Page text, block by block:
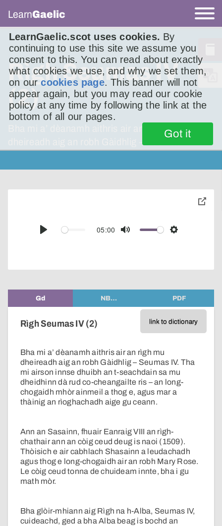
LearnGaelic.scot uses cookies. By
continuing to use this site we assume you
consent to this. You can read about exactly
what cookies we use, and why we set them,
on ourcookies page. This banner will not
appear again, but you may read our cookie
policy at any time by following the link at the
bottom of all our pages.
Got it
LearnGaelic
Rìgh Seumas IV
(2)
Bha mi a’ dèanamh aithris air an rìgh mu
dheireadh aig an robh Gàidhlig – Seumas IV.
Play
05:00
Mute Settings
toggle
Gd NB… PDF
link to dictionary
Rìgh Seumas IV (2)
Bha mi a’ dèanamh aithris air an rìgh mu
dheireadh aig an robh Gàidhlig – Seumas IV. Tha
mi airson innse dhuibh an t-seachdain sa mu
dheidhinn dà rud co-cheangailte ris – an long-
chogaidh mhòr ainmeil a thog e, agus mar a
thàinig an rìoghachadh aige gu ceann.
Ann an Sasainn, fhuair Eanraig VIII an rìgh-
chathair ann an còig ceud deug is naoi (1509).
Thòisich e air cabhlach Shasainn a leudachadh
agus thog e long-chogaidh air an robh Mary Rose.
Le còig ceud tonna de chuideam innte, bha i gu
math mòr.
Bha glòir-mhiann aig Rìgh na h-Alba, Seumas IV,
cuideachd, ged a bha Alba beag is bochd an